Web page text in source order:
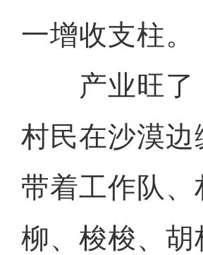
一增收支柱。
产业旺了
村民在沙漠
带着工作队
柳、梭梭、